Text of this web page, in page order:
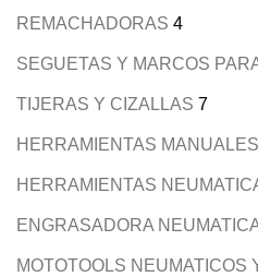
REMACHADORAS 4
SEGUETAS Y MARCOS
TIJERAS Y CIZALLAS 7
HERRAMIENTAS MANUALES
HERRAMIENTAS
ENGRASADORA
MOTOTOOLS NEUMATICOS